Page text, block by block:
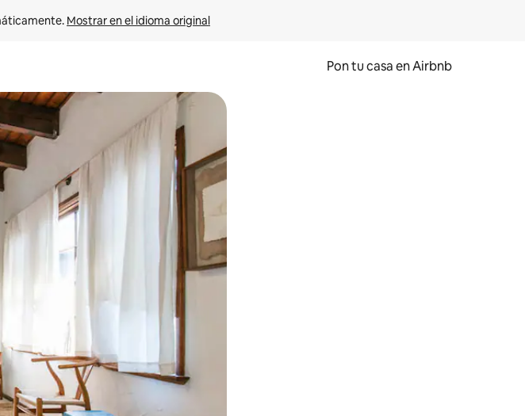
Mostrar en el idioma original
Pon tu casa en Airbnb
abajo o explora con el tacto o desliza el dedo.